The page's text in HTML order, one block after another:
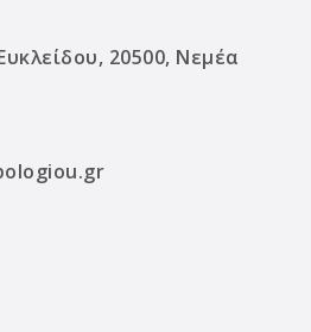
20500, Νεμέα